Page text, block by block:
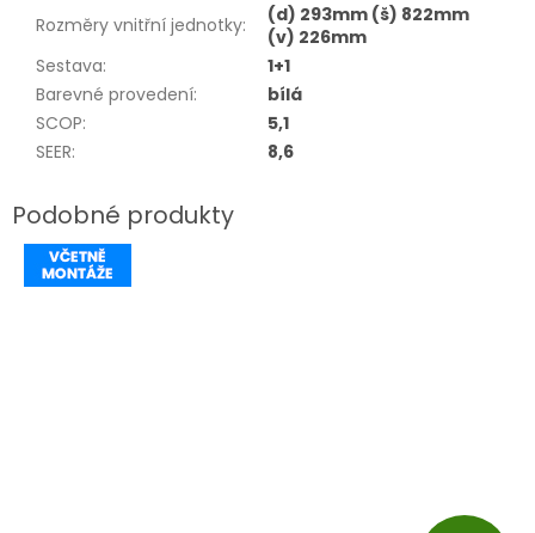
Rozměry vnitřní jednotky:
(d) 293mm (š) 822mm
(v) 226mm
Sestava:
1+1
Barevné provedení:
bílá
SCOP:
5,1
SEER: 8,6